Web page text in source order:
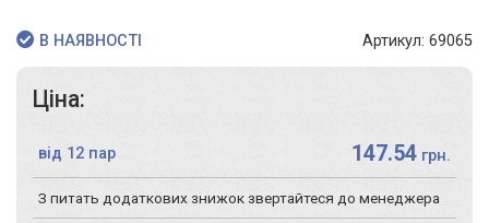
В НАЯВНОСТІ Артикул: 69065
Ціна:
від 12 пар 147.54 грн.
З питать додаткових знижок звертайтеся до менеджера